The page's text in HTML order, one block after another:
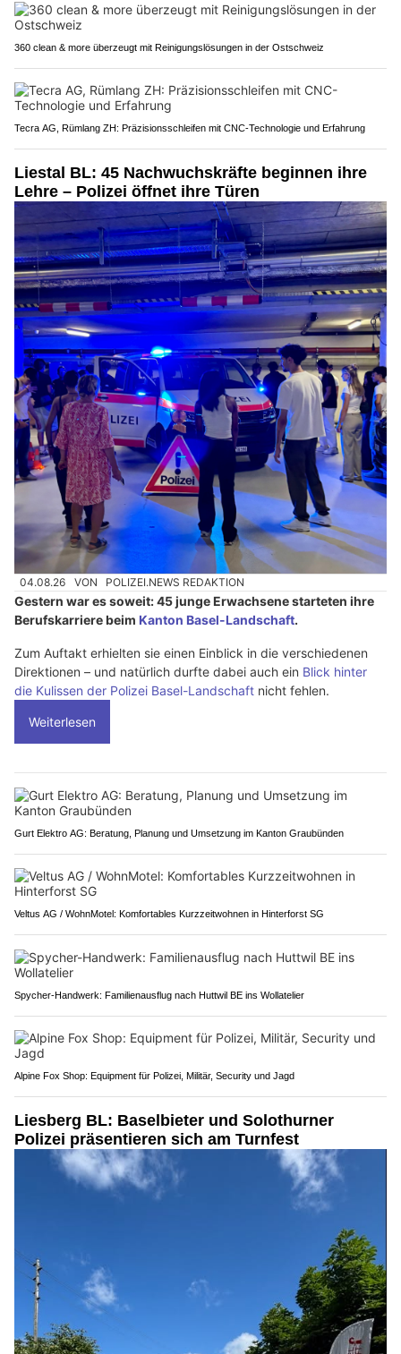
360 clean & more überzeugt mit Reinigungslösungen in der Ostschweiz
Tecra AG, Rümlang ZH: Präzisionsschleifen mit CNC-Technologie und Erfahrung
Liestal BL: 45 Nachwuchskräfte beginnen ihre
Lehre – Polizei öffnet ihre Türen
04.08.26 VON POLIZEI.NEWS REDAKTION
Gestern war es soweit: 45 junge Erwachsene starteten ihre
Berufskarriere beim Kanton Basel-Landschaft.
Zum Auftakt erhielten sie einen Einblick in die verschiedenen
Direktionen – und natürlich durfte dabei auch ein Blick hinter
die Kulissen der Polizei Basel-Landschaft nicht fehlen.
Weiterlesen
Gurt Elektro AG: Beratung, Planung und Umsetzung im Kanton Graubünden
Veltus AG / WohnMotel: Komfortables Kurzzeitwohnen in Hinterforst SG
Spycher-Handwerk: Familienausflug nach Huttwil BE ins Wollatelier
Alpine Fox Shop: Equipment für Polizei, Militär, Security und Jagd
Liesberg BL: Baselbieter und Solothurner
Polizei präsentieren sich am Turnfest